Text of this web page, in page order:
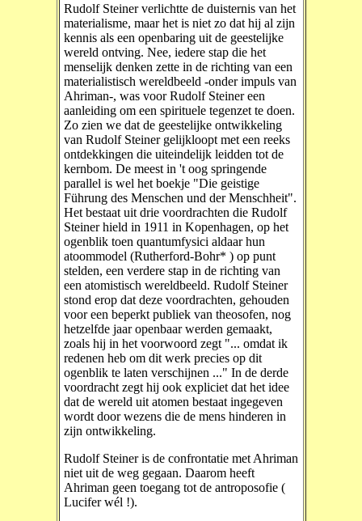
Rudolf Steiner verlichtte de duisternis van het
materialisme, maar het is niet zo dat hij al zijn
kennis als een openbaring uit de geestelijke
wereld ontving. Nee, iedere stap die het
menselijk denken zette in de richting van een
materialistisch wereldbeeld -onder impuls van
Ahriman-, was voor Rudolf Steiner een
aanleiding om een spirituele tegenzet te doen.
Zo zien we dat de geestelijke ontwikkeling
van Rudolf Steiner gelijkloopt met een reeks
ontdekkingen die uiteindelijk leidden tot de
kernbom. De meest in 't oog springende
parallel is wel het boekje "Die geistige
Führung des Menschen und der Menschheit".
Het bestaat uit drie voordrachten die Rudolf
Steiner hield in 1911 in Kopenhagen, op het
ogenblik toen quantumfysici aldaar hun
atoommodel (Rutherford-Bohr* ) op punt
stelden, een verdere stap in de richting van
een atomistisch wereldbeeld. Rudolf Steiner
stond erop dat deze voordrachten, gehouden
voor een beperkt publiek van theosofen, nog
hetzelfde jaar openbaar werden gemaakt,
zoals hij in het voorwoord zegt "... omdat ik
redenen heb om dit werk precies op dit
ogenblik te laten verschijnen ..." In de derde
voordracht zegt hij ook expliciet dat het idee
dat de wereld uit atomen bestaat ingegeven
wordt door wezens die de mens hinderen in
zijn ontwikkeling.
Rudolf Steiner is de confrontatie met Ahriman
niet uit de weg gegaan. Daarom heeft
Ahriman geen toegang tot de antroposofie (
Lucifer wél !).